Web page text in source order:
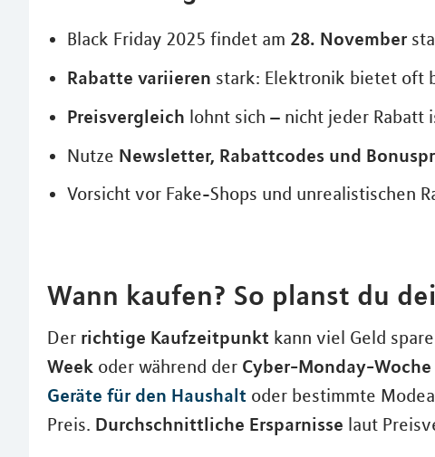
Black Friday 2025 findet am 28. November
Rabatte variieren stark: Elektronik bietet oft
Preisvergleich lohnt sich – nicht jeder Rabatt
Nutze Newsletter, Rabattcodes und
Vorsicht vor Fake-Shops und unrealistischen
Wann kaufen? So planst du
Der richtige Kaufzeitpunkt kann viel Geld
Week oder während der Cyber-Monday-Woche
Geräte für den Haushalt oder bestimmte
Preis. Durchschnittliche Ersparnisse laut